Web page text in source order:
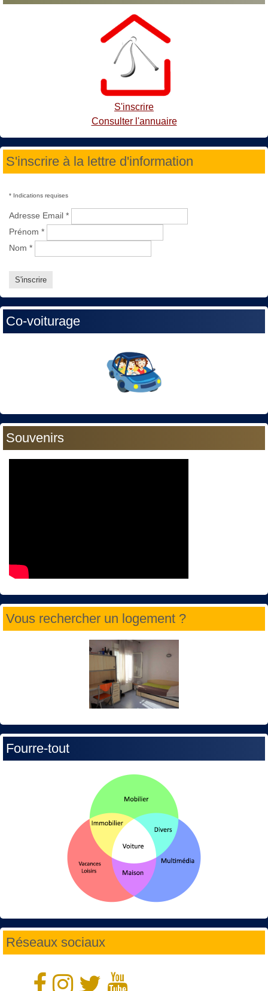
S'inscrire
Consulter l'annuaire
S'inscrire à la lettre d'information
* Indications requises
Adresse Email *
Prénom *
Nom *
Co-voiturage
Souvenirs
Vous rechercher un logement ?
Fourre-tout
Réseaux sociaux